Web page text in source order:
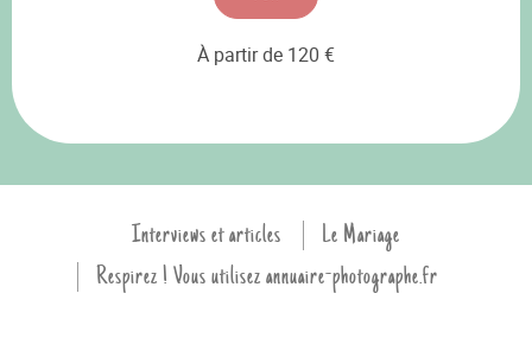
À partir de 120 €
Interviews et articles
Le Mariage
Respirez ! Vous utilisez annuaire-photographe.fr